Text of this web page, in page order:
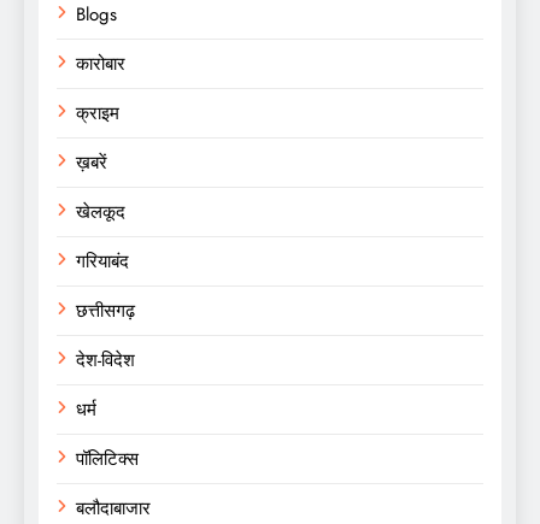
Blogs
कारोबार
क्राइम
ख़बरें
खेलकूद
गरियाबंद
छत्तीसगढ़
देश-विदेश
धर्म
पॉलिटिक्स
बलौदाबाजार